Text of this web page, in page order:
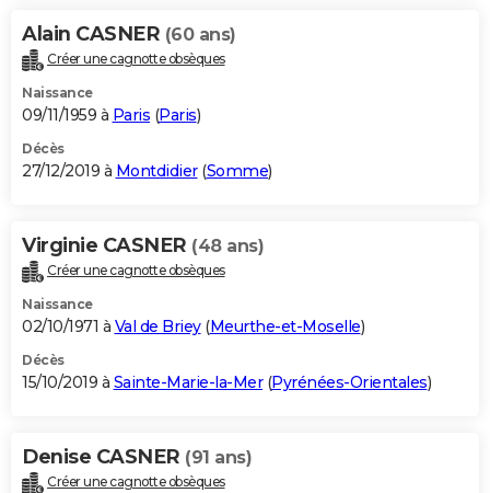
Alain CASNER (60 ans)
Créer une cagnotte obsèques
Naissance
09/11/1959 à Paris (Paris)
Décès
27/12/2019 à Montdidier(Somme)
Virginie CASNER (48 ans)
Créer une cagnotte obsèques
Naissance
02/10/1971 à Val de Briey(Meurthe-et-Moselle)
Décès
15/10/2019 à Sainte-Marie-la-Mer(Pyrénées-Orientales)
Denise CASNER (91 ans)
Créer une cagnotte obsèques